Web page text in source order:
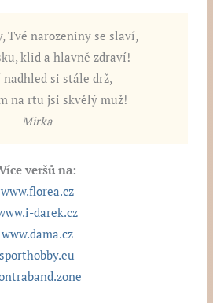
Tvé narozeniny se slaví,
klid a hlavně zdraví!
si stále drž,
na rtu jsi skvělý muž!
Mirka
veršů na:
www.florea.cz
darek.cz
www.dama.cz
sporthobby.eu